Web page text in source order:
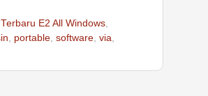
E2 All Windows
portable software via